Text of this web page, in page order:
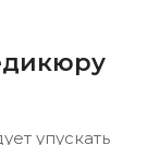
упускать